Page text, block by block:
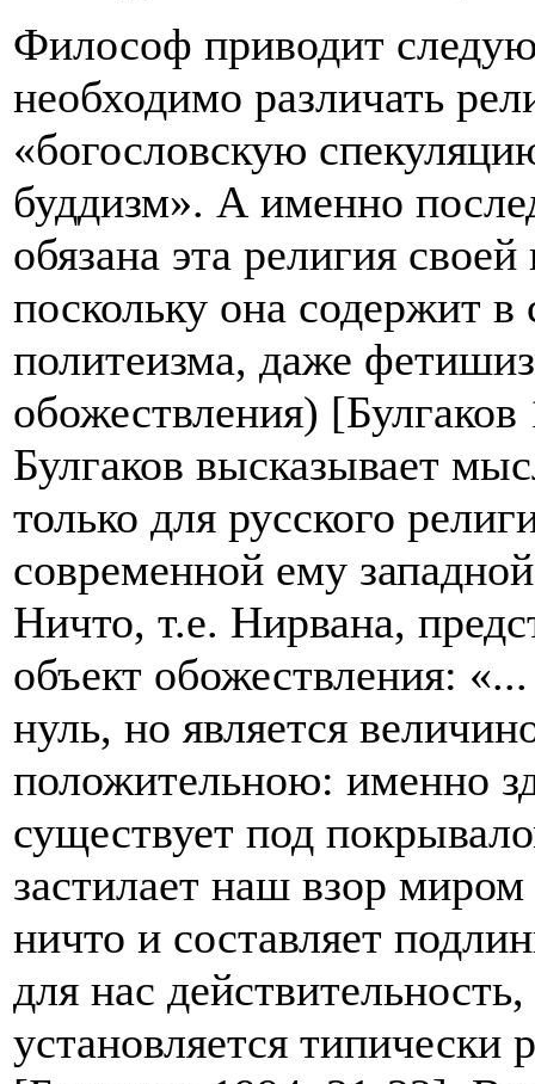
Философ приводит
необходимо различать
«богословскую
буддизм». А именно
обязана эта религия
поскольку она содержит в
политеизма, даже
обожествления)
Булгаков высказывает
только для русского
современной ему
Ничто, т.е. Нирвана,
объект обожествления:
нуль, но является
положительною: именно
существует под
застилает наш взор
ничто и составляет
для нас
установляется типически